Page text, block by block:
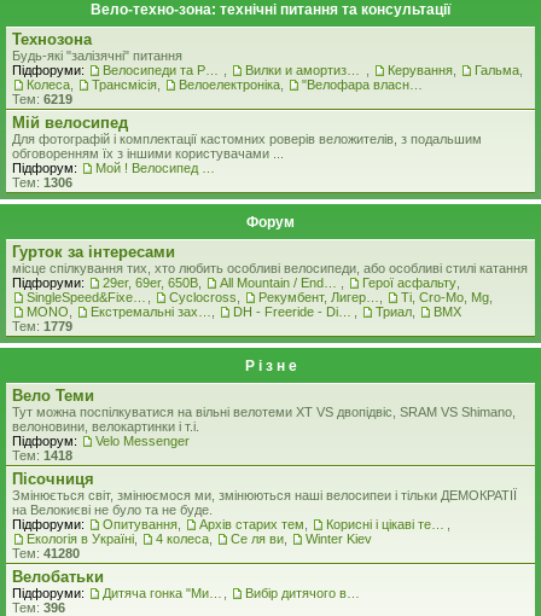
Вело-техно-зона: технічні питання та консультації
Технозона
Будь-які "залізячні" питання
Підфоруми:
Керування Гальма
Колеса
Трансмісія Велоелектроніка
Тем: 6219
Мiй велосипед
Для фотографій і комплектації кастомних роверiв веложителiв, з подальшим
обговоренням їх з іншими користувачами ...
Підфорум:
Тем: 1306
Форум
Гурток за інтересами
місце спілкування тих, хто любить особливі велосипеди, або особливі стилі катання
Підфоруми:
29er, 69er, 650B Герої асфальту
Cyclocross Ti, Cro-Mo, Mg
MONO
Триал
BMX
Тем: 1779
Р i з н е
Вело Теми
Тут можна поспілкуватися на вільні велотеми ХТ VS двопідвіс, SRAM VS Shimano,
велоновини, велокартинки і т.і.
Підфорум:
Velo Messenger
Тем: 1418
Пісочниця
Змінюється світ, змінюємося ми, змінюються наші велосипеи і тільки ДЕМОКРАТІЇ
на Велокиєві не було та не буде.
Підфоруми:
Опитування Архів старих тем
Екологiя в Україні
4 колеса Се ля ви
Winter Kiev
Тем: 41280
Велобатьки
Підфоруми:
Тем: 396